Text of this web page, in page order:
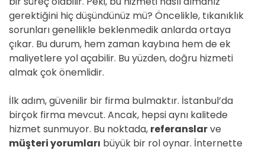
gerektiğini hiç düşündünüz mü? Öncelikle, tıkanıklık
sorunları genellikle beklenmedik anlarda ortaya
çıkar. Bu durum, hem zaman kaybına hem de ek
maliyetlere yol açabilir. Bu yüzden, doğru hizmeti
almak çok önemlidir.
İlk adım, güvenilir bir firma bulmaktır. İstanbul’da
birçok firma mevcut. Ancak, hepsi aynı kalitede
hizmet sunmuyor. Bu noktada, referanslarve
müşteri yorumları büyük bir rol oynar. İnternette